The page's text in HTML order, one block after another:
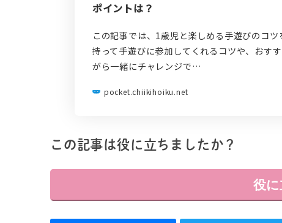
ポイントは？
この記事では、1歳児と楽しめる手遊びのコ
持って手遊びに参加してくれるコツや、おす
がら一緒にチャレンジで…
pocket.chiikihoiku.net
この記事は役に立ちましたか？
役